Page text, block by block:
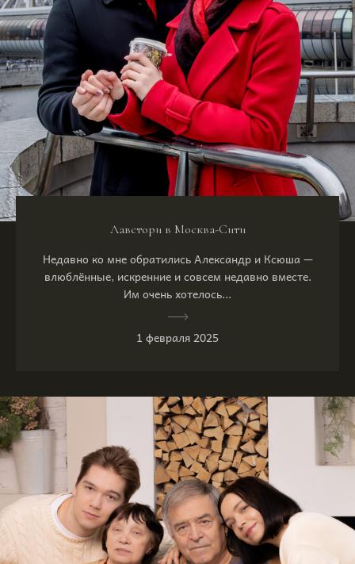
Лавстори в Москва-Сити
Недавно ко мне обратились Александр и Ксюша —
влюблённые, искренние и совсем недавно вместе.
Им очень хотелось...
1 февраля 2025